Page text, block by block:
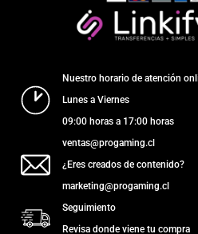
Nuestro horario de atención
Lunes a Viernes
09:00 horas a 17:00 horas
ventas@progaming.cl
¿Eres creados de contenido?
marketing@progaming.cl
Seguimiento
Revisa donde viene tu compra